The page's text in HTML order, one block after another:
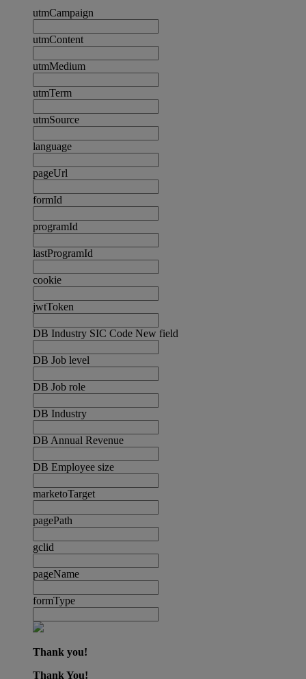
utmCampaign
utmContent
utmMedium
utmTerm
utmSource
language
pageUrl
formId
programId
lastProgramId
cookie
jwtToken
DB Industry SIC Code New field
DB Job level
DB Job role
DB Industry
DB Annual Revenue
DB Employee size
marketoTarget
pagePath
gclid
pageName
formType
Thank you!
Thank You!